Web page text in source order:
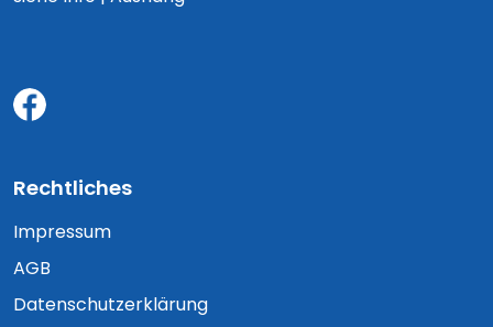
Rechtliches
Impressum
AGB
Datenschutzerklärung